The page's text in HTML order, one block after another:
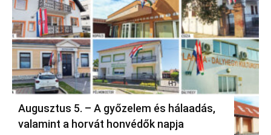
Augusztus 5. – A győzelem és hálaadás,
valamint a horvát honvédők napja